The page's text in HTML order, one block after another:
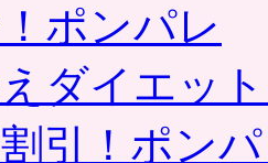
ポンパレ
ダイエッ
引！ポン